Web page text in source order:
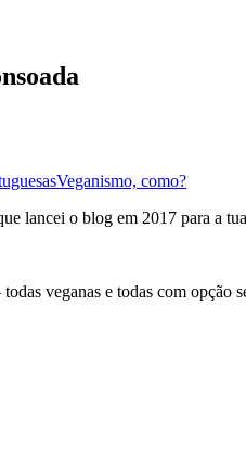
Veganismo, como?
lancei o blog em 2017 para a
veganas e todas com opção